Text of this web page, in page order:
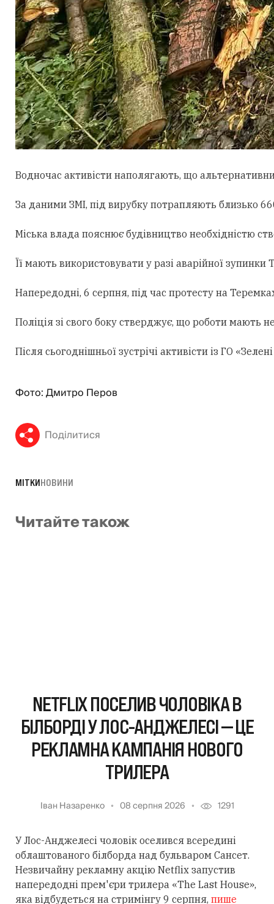
Водночас активісти наполягають, що
За даними ЗМІ, під вирубку потрапляють близько
Міська влада пояснює будівництво необхідністю
Її мають використовувати у разі аварійної
Напередодні, 6 серпня, під час протесту на
Поліція зі свого боку стверджує, що роботи мають
Після сьогоднішньої зустрічі активісти із ГО
Фото: Дмитро Перов
Поділитися
МІТКИНОВИНИ
Читайте також
NETFLIX ПОСЕЛИВ ЧОЛОВІКА В
БІЛБОРДІ У ЛОС-АНДЖЕЛЕСІ — ЦЕ
РЕКЛАМНА КАМПАНІЯ НОВОГО
ТРИЛЕРА
Іван Назаренко 08 серпня 2026 1291
У Лос-Анджелесі чоловік оселився всередині
облаштованого білборда над бульваром Сансет.
Незвичайну рекламну акцію Netflix запустив
напередодні прем'єри трилера «The Last House»,
яка відбудеться на стримінгу 9 серпня, пише